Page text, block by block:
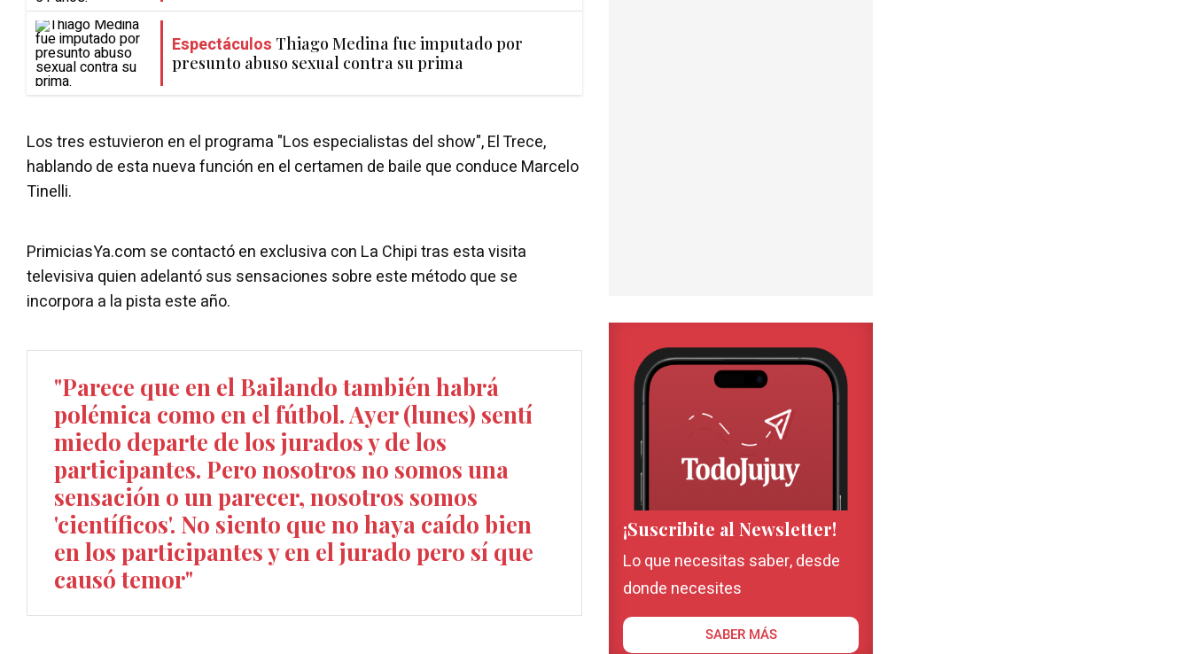
Espectáculos Thiago Medina fue imputado por
presunto abuso sexual contra su prima
Los tres estuvieron en el programa "Los especialistas del show", El Trece,
hablando de esta nueva función en el certamen de baile que conduce Marcelo
Tinelli.
PrimiciasYa.com se contactó en exclusiva con La Chipi tras esta visita
televisiva quien adelantó sus sensaciones sobre este método que se
incorpora a la pista este año.
"Parece que en el Bailando también habrá
polémica como en el fútbol. Ayer (lunes) sentí
miedo departe de los jurados y de los
participantes. Pero nosotros no somos una
sensación o un parecer, nosotros somos
'científicos'. No siento que no haya caído bien
en los participantes y en el jurado pero sí que
causó temor"
¡Suscribite al Newsletter!
Lo que necesitas saber, desde
donde necesites
SABER MÁS